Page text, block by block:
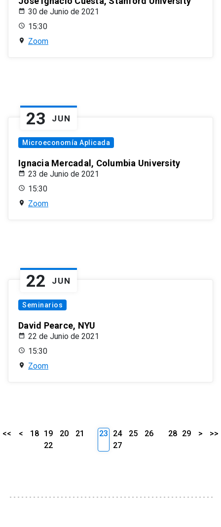
30 de Junio de 2021
15:30
Zoom
23 JUN
Microeconomía Aplicada
Ignacia Mercadal, Columbia University
23 de Junio de 2021
15:30
Zoom
22 JUN
Seminarios
David Pearce, NYU
22 de Junio de 2021
15:30
Zoom
<< < 18 19 20
21
22
23 24 25
26
27
28 29 > >>